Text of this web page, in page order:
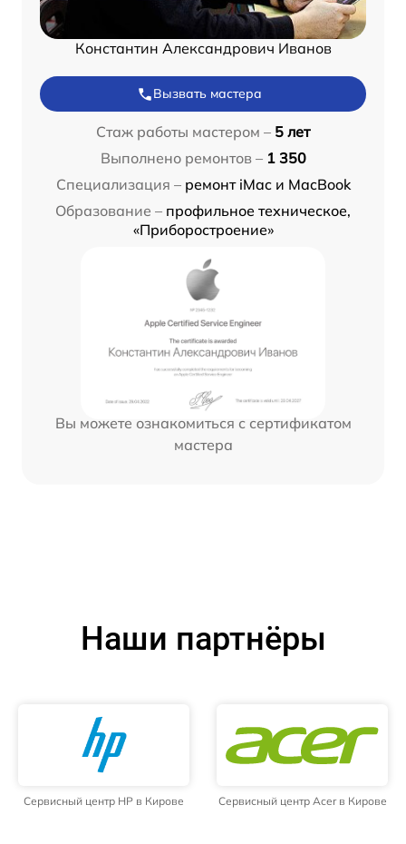
Константин Александрович Иванов
Вызвать мастера
Стаж работы мастером – 5 лет
Выполнено ремонтов – 1 350
Специализация – ремонт iMac и MacBook
Образование – профильное техническое,
«Приборостроение»
Вы можете ознакомиться с сертификатом
мастера
Наши партнёры
Сервисный центр HP в Кирове Сервисный центр Acer в Кирове